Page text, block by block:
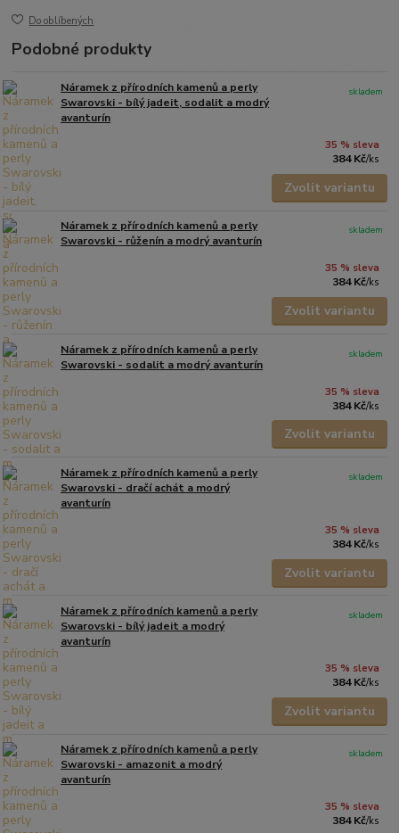
Do oblíbených
Podobné produkty
Náramek z přírodních kamenů a perly
Swarovski - bílý jadeit, sodalit a modrý
avanturín
35 % sleva
384 Kč/ks
skladem
Zvolit variantu
Náramek z přírodních kamenů a perly
Swarovski - růženín a modrý avanturín
35 % sleva
384 Kč/ks
skladem
Zvolit variantu
Náramek z přírodních kamenů a perly
Swarovski - sodalit a modrý avanturín
35 % sleva
384 Kč/ks
skladem
Zvolit variantu
Náramek z přírodních kamenů a perly
Swarovski - dračí achát a modrý
avanturín
35 % sleva
384 Kč/ks
skladem
Zvolit variantu
Náramek z přírodních kamenů a perly
Swarovski - bílý jadeit a modrý
avanturín
35 % sleva
384 Kč/ks
skladem
Zvolit variantu
Náramek z přírodních kamenů a perly
Swarovski - amazonit a modrý
avanturín
35 % sleva
384 Kč/ks
skladem